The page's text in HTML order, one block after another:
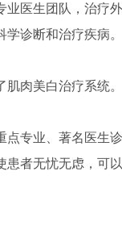
业医生团队，治疗
诊断和治疗疾病。
肌肉美白治疗系统
点专业、著名医生
者无忧无虑，可以